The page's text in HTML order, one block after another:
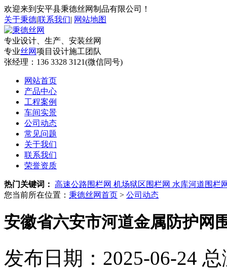
欢迎来到安平县秉德丝网制品有限公司！
关于秉德|联系我们| 网站地图
专业设计、生产、安装丝网
专业丝网项目设计施工团队
张经理： 136 3328 3121(微信同号)
网站首页
产品中心
工程案例
车间实景
公司动态
常见问题
关于我们
联系我们
荣誉资质
热门关键词： 高速公路围栏网 机场狱区围栏网 水库河道围栏
您当前所在位置： 秉德丝网首页 > 公司动态
安徽省六安市河道金属防护网
发布日期：2025-06-24